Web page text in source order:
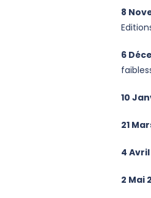
8
6
10
21
4
2 Mai